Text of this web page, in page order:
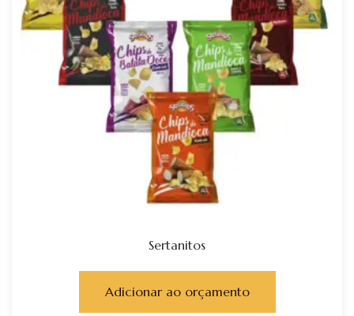
Sertanitos
Adicionar ao orçamento